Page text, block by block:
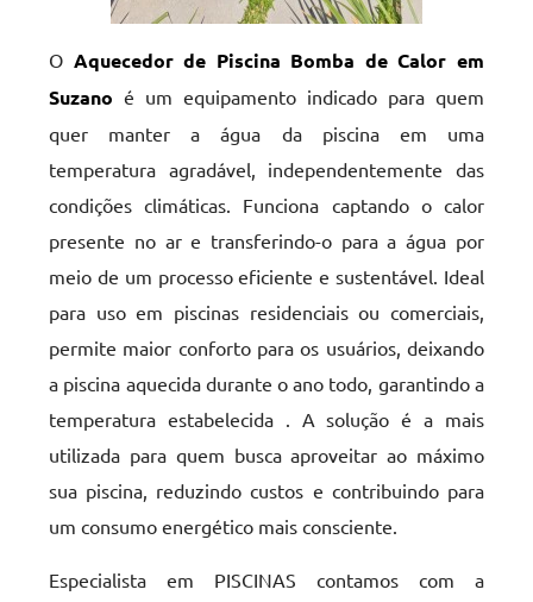
O Aquecedor de Piscina Bomba de Calor em
Suzano é um equipamento indicado para quem
quer manter a água da piscina em uma
temperatura agradável, independentemente das
condições climáticas. Funciona captando o calor
presente no ar e transferindo-o para a água por
meio de um processo eficiente e sustentável. Ideal
para uso em piscinas residenciais ou comerciais,
permite maior conforto para os usuários, deixando
a piscina aquecida durante o ano todo, garantindo a
temperatura estabelecida . A solução é a mais
utilizada para quem busca aproveitar ao máximo
sua piscina, reduzindo custos e contribuindo para
um consumo energético mais consciente.
Especialista em PISCINAS contamos com a